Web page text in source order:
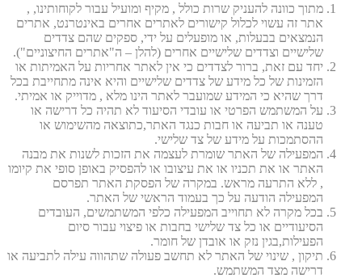
מתוך כוונה להעניק שרות כולל , מקיף ומועיל עבור לקוחותינו, ,
אתר זה עשוי לכלול קישורים לאתרים אחרים באינטרנט, אתרים
הנמצאים בבעלות, או מופעלים על ידי, ספקים שהם צדדים
שלישיים וצדדים שלישיים אחרים (להלן – ה"אתרים החיצוניים").
יחד עם זאת, ברור לצדדים כי אין לאתר אחריות על האמיתות או
הזמינות של כל מידע של צדדים שלישיים והיא אינה מתחייבת בכל
דרך שהיא כי המידע שמועבר לאתר הינו מלא , מדוייק או אמיתי.
על המשתמש הפרטי או עובדי הסיעוד לא תהיה כל דרישה או
טענה או תביעה או חבות כנגד האתר,כתוצאה מהשימוש או
ההסתמכות על מידע של צד שלישי.
המפעילה של האתר שומרת לעצמה את הזכות לשנות את מבנה
האתר או את תכניו או את עיצובו או להפסיק באופן סופי את קיומו
, ללא התרעה מראש. במקרה של הפסקת האתר תפרסם
המפעילה הודעה על כך בעמוד הראשי של האתר.
בכל מקרה לא תחוייב המפעילה כלפי המשתמשים, העובדים
הסיעודיים או כל צד שלישי בחבות או פיצוי עבור סיום
הפעילות,בגין נזק או אובדן של חומר.
תיקון , שינוי של האתר לא תחשב פעולה שתהווה עילה לתביעה או
דרישה מצד המשתמש.